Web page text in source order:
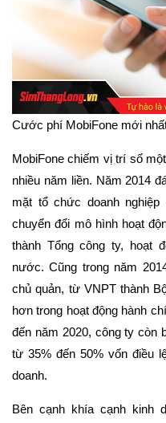
Cước phí MobiFone mới
MobiFone chiếm vị trí số
nhiều năm liền. Năm 2014
mặt tổ chức doanh
chuyển đổi mô hình hoạt
thành Tổng công ty, hoạt
nước. Cũng trong năm
chủ quản, từ VNPT thành
hơn trong hoạt động hành
đến năm 2020, công ty còn
từ 35% đến 50% vốn điều
doanh.
Bên cạnh khía cạnh kinh